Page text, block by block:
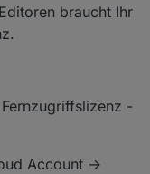
braucht Ihr
-
Account ->